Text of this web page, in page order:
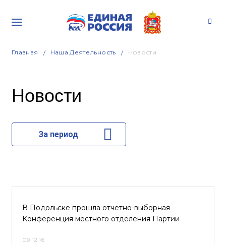
Главная Наша Деятельность Новости
Новости
За период
В Подольске прошла отчетно-выборная
Конференция местного отделения Партии
09.12.16